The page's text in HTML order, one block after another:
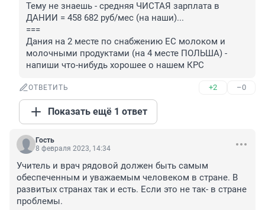
Тему не знаешь - средняя ЧИСТАЯ зарплата в
ДАНИИ = 458 682 руб/мес (на наши)...
===
Дания на 2 месте по снабжению ЕС молоком и
молочными продуктами (на 4 месте ПОЛЬША) -
напиши что-нибудь хорошее о нашем КРС
ОТВЕТИТЬ +2 –0
Показать ещё 1 ответ
Гость
8 февраля 2023, 14:34
Учитель и врач рядовой должен быть самым
обеспеченным и уважаемым человеком в стране. В
развитых странах так и есть. Если это не так- в стране
проблемы.